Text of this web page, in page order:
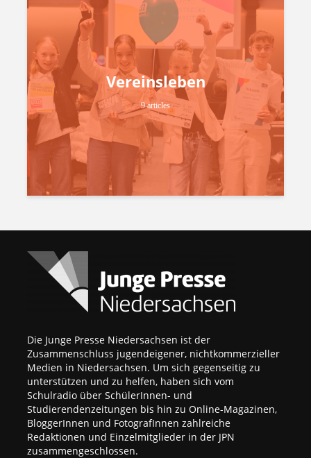
Vereinsleben
9 articles
Die Junge Presse Niedersachsen ist der
Zusammenschluss jugendeigener, nichtkommerzieller
Medien in Niedersachsen. Um sich gegenseitig zu
unterstützen und zu helfen, haben sich vom
Schulradio über SchülerInnen- und
Studierendenzeitungen bis hin zu Online-Magazinen,
BloggerInnen und FotografInnen zahlreiche
Redaktionen und Einzelmitglieder in der JPN
zusammengeschlossen.